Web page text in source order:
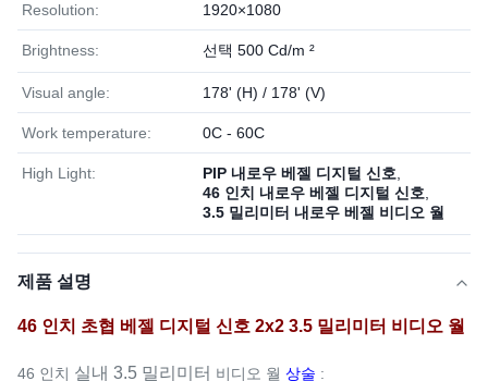
Resolution: 1920×1080
Brightness: 선택 500 Cd/m ²
Visual angle: 178' (H) / 178' (V)
Work temperature: 0C - 60C
High Light: PIP 내로우 베젤 디지털 신호
46 인치 내로우 베젤 디지털 신호
3.5 밀리미터 내로우 베젤 비디오 월
제품 설명
46 인치 초협 베젤 디지털 신호 2x2 3.5 밀리미터 비디오 월
46 인치 실내 3.5 밀리미터 비디오 월 상술 :